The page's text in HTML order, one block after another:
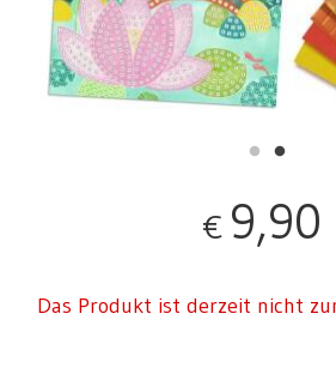
€ 9,90
Das Produkt ist derzeit nicht